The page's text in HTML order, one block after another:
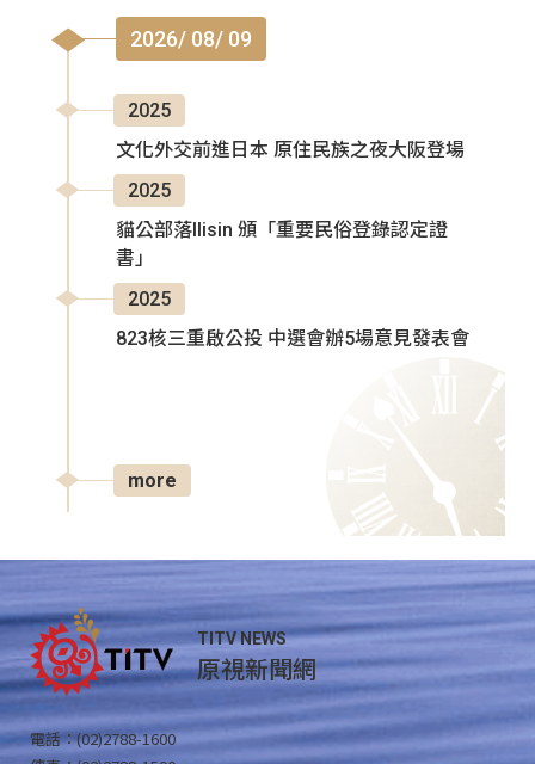
2026/ 08/ 09
2025
文化外交前進日本 原住民族之夜大阪登場
2025
貓公部落Ilisin 頒「重要民俗登錄認定證
書」
2025
823核三重啟公投 中選會辦5場意見發表會
more
TITV NEWS
原視新聞網
電話：(02)2788-1600